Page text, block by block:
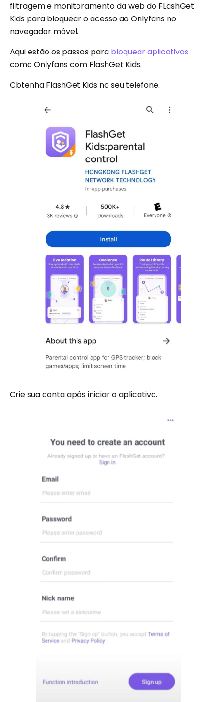
filtragem e monitoramento da web do FLashGet
Kids para bloquear o acesso ao Onlyfans no
navegador móvel.
Aqui estão os passos para bloquear aplicativos
como Onlyfans com FlashGet Kids.
Obtenha FlashGet Kids no seu telefone.
Crie sua conta após iniciar o aplicativo.